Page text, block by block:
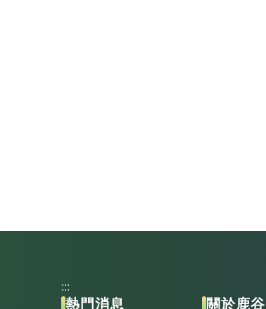
:::
熱門消息 關於鹿谷